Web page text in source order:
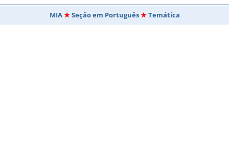
MIA Seção em Português Temática